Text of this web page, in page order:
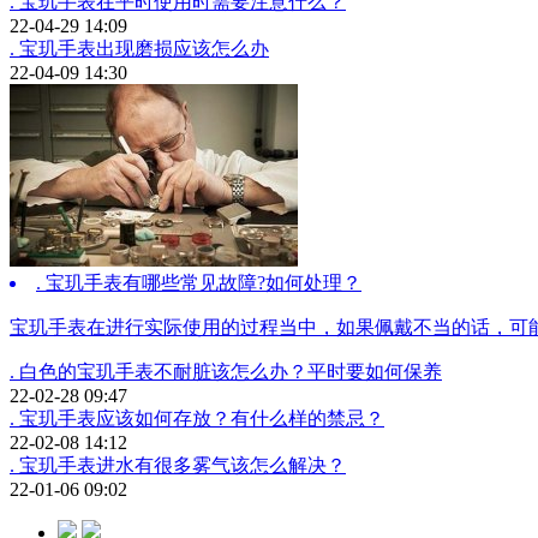
22-04-29 14:09
. 宝玑手表出现磨损应该怎么办
22-04-09 14:30
. 宝玑手表有哪些常见故障?如何处理？
宝玑手表在进行实际使用的过程当中，如果佩戴不当的话，可
. 白色的宝玑手表不耐脏该怎么办？平时要如何保养
22-02-28 09:47
. 宝玑手表应该如何存放？有什么样的禁忌？
22-02-08 14:12
. 宝玑手表进水有很多雾气该怎么解决？
22-01-06 09:02